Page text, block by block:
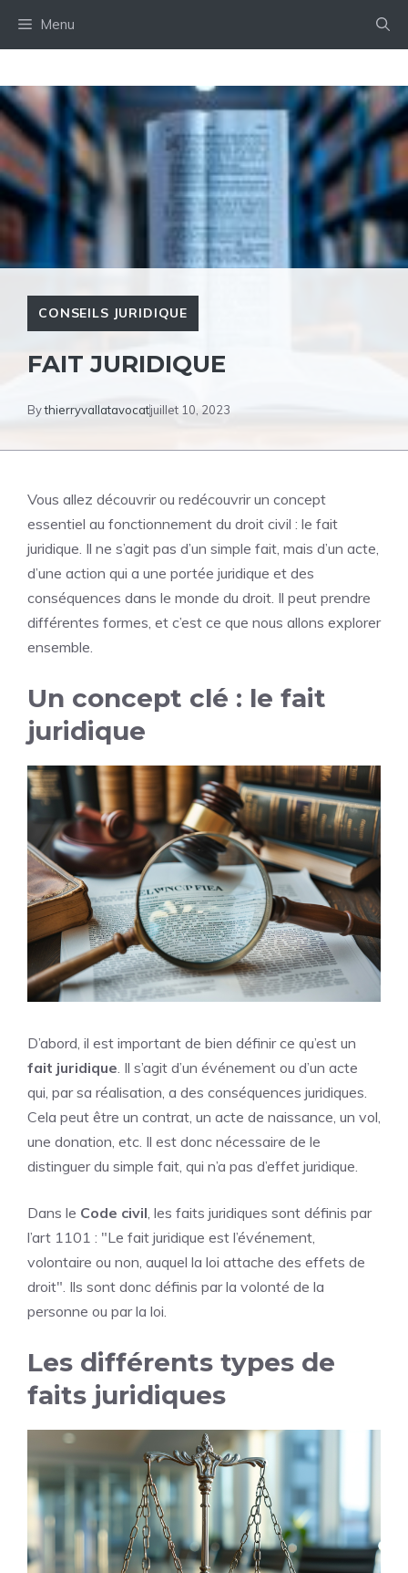
Menu
CONSEILS JURIDIQUE
FAIT JURIDIQUE
Bythierryvallatavocatjuillet 10, 2023
Vous allez découvrir ou redécouvrir un concept
essentiel au fonctionnement du droit civil : le fait
juridique. Il ne s’agit pas d’un simple fait, mais d’un acte,
d’une action qui a une portée juridique et des
conséquences dans le monde du droit. Il peut prendre
différentes formes, et c’est ce que nous allons explorer
ensemble.
Un concept clé : le fait
juridique
D’abord, il est important de bien définir ce qu’est un
fait juridique . Il s’agit d’un événement ou d’un acte
qui, par sa réalisation, a des conséquences juridiques.
Cela peut être un contrat, un acte de naissance, un vol,
une donation, etc. Il est donc nécessaire de le
distinguer du simple fait, qui n’a pas d’effet juridique.
Dans le Code civil , les faits juridiques sont définis par
l’art 1101 : "Le fait juridique est l’événement,
volontaire ou non, auquel la loi attache des effets de
droit". Ils sont donc définis par la volonté de la
personne ou par la loi.
Les différents types de
faits juridiques